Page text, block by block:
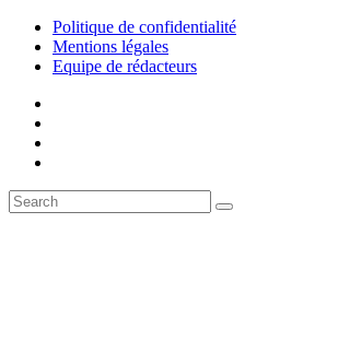
Politique de confidentialité
Mentions légales
Equipe de rédacteurs